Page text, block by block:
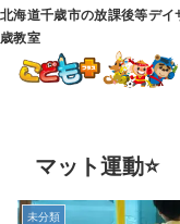
北海道千歳市の放課後等デ
歳教室
マット運動⭐
未分類